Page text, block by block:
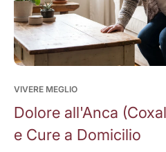
VIVERE MEGLIO
Dolore all'Anca
e Cure a Domicilio